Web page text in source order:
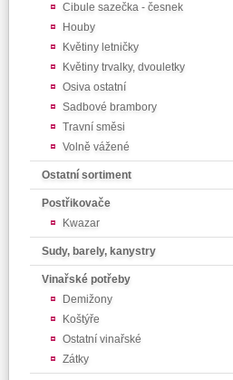
Cibule sazečka - česnek
Houby
Květiny letničky
Květiny trvalky, dvouletky
Osiva ostatní
Sadbové brambory
Travní směsi
Volně vážené
Ostatní sortiment
Postřikovače
Kwazar
Sudy, barely, kanystry
Vinařské potřeby
Demižony
Koštýře
Ostatní vinařské
Zátky